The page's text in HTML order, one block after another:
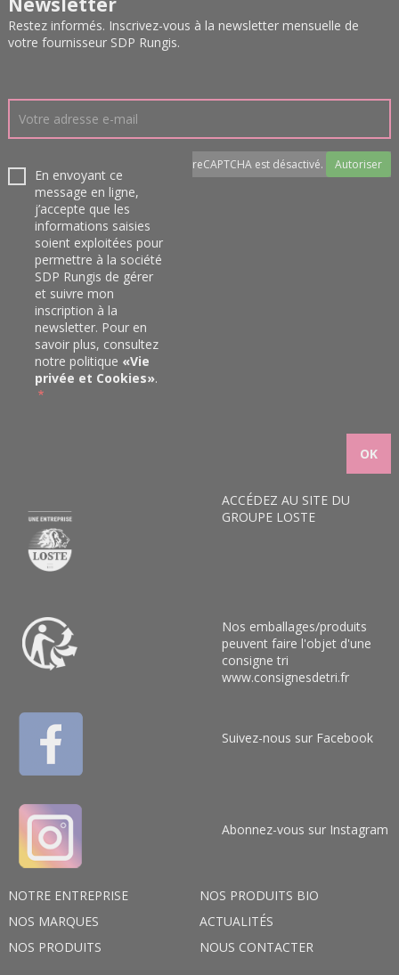
Restez informés. Inscrivez-vous à la newsletter mensuelle de
votre fournisseur SDP Rungis.
En envoyant ce
message en ligne,
j’accepte que les
informations saisies
soient exploitées pour
permettre à la société
SDP Rungis de gérer
et suivre mon
inscription à la
newsletter. Pour en
savoir plus, consultez
notre politique «Vie
privée et Cookies».
reCAPTCHA est désactivé. Autoriser
NOTRE ENTREPRISE
NOS PRODUITS BIO
NOS MARQUES
ACTUALITÉS
NOS PRODUITS
NOUS CONTACTER
ACCÉDEZ AU SITE DU
GROUPE LOSTE
Nos emballages/produits
peuvent faire l'objet d'une
consigne tri
www.consignesdetri.fr
Suivez-nous sur Facebook
Abonnez-vous sur Instagram